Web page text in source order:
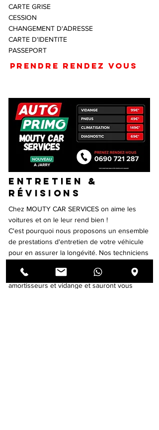
CARTE GRISE
CESSION
CHANGEMENT D'ADRESSE
CARTE D'IDENTITE
PASSEPORT
PRENDRE RENDEZ VOUS
ENTRETIEN &
révisions
Chez MOUTY CAR SERVICES on aime les
voitures et on le leur rend bien !
C'est pourquoi nous proposons un ensemble
de prestations d'entretien de votre véhicule
pour en assurer la longévité. Nos techniciens
interventions d'entretien, révision, freinage,
amortisseurs et vidange et sauront vous